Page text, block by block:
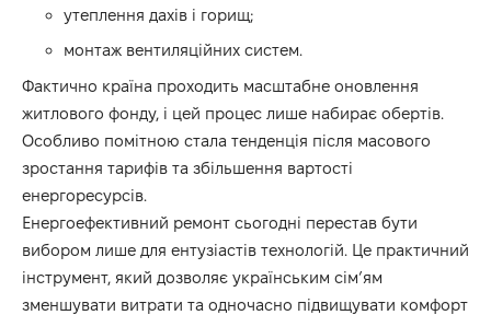
утеплення дахів і горищ;
монтаж вентиляційних систем.
Фактично країна проходить масштабне оновлення
житлового фонду, і цей процес лише набирає обертів.
Особливо помітною стала тенденція після масового
зростання тарифів та збільшення вартості
енергоресурсів.
Енергоефективний ремонт сьогодні перестав бути
вибором лише для ентузіастів технологій. Це практичний
інструмент, який дозволяє українським сім’ям
зменшувати витрати та одночасно підвищувати комфорт